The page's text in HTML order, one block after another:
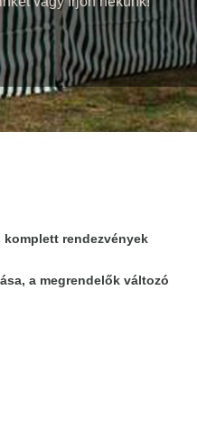
rendezvények
a megrendelők változó